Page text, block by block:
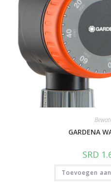
GARDENA
SRD
Toevoegen